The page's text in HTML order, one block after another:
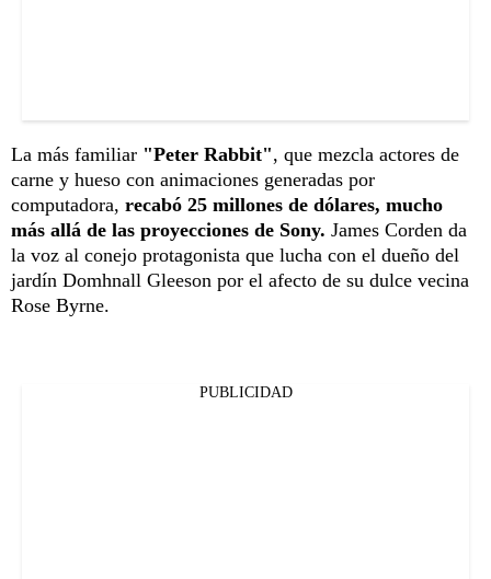
La más familiar "Peter Rabbit", que mezcla actores de
carne y hueso con animaciones generadas por
computadora, recabó 25 millones de dólares, mucho
más allá de las proyecciones de Sony. James Corden da
la voz al conejo protagonista que lucha con el dueño del
jardín Domhnall Gleeson por el afecto de su dulce vecina
Rose Byrne.
PUBLICIDAD